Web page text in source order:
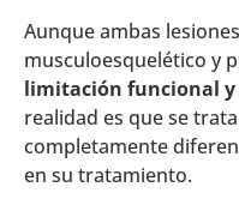
Aunque ambas
musculoesquelético y
limitación funcional y
realidad es que se
completamente
en su tratamiento.